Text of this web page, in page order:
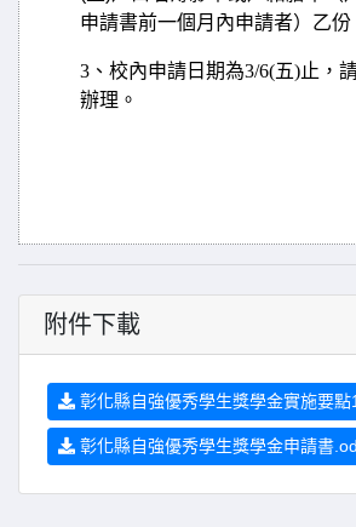
申請書前一個月內申請者）乙份
3、校內申請日期為3/6(五)止，
辦理。
附件下載
彰化縣自強優秀學生獎學金實施要
彰化縣自強優秀學生獎學金申請書